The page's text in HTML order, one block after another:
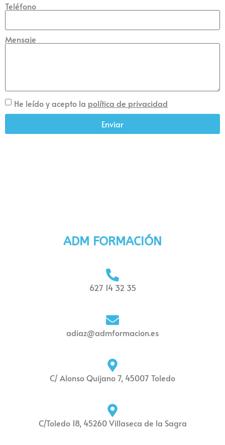
Teléfono
Mensaje
He leído y acepto la política de privacidad
Enviar
ADM FORMACIÓN
627 14 32 35
adiaz@admformacion.es
C/ Alonso Quijano 7, 45007 Toledo
C/Toledo 18, 45260 Villaseca de la Sagra